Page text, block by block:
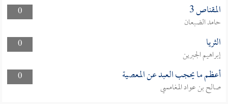
0
المقناص 3
حامد الضبعان
0
الثريا
إبراهيم الجبرين
0
أعظم ما يحجب العبد عن المعصية
صالح بن عواد المغامسي